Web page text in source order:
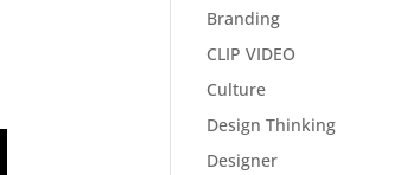
Branding
CLIP VIDEO
Culture
Design Thinking
Designer